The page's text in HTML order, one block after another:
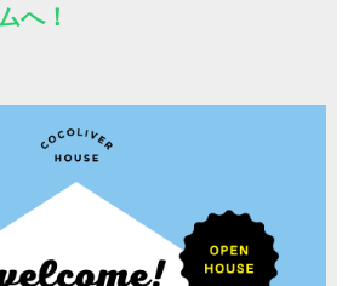
へ！